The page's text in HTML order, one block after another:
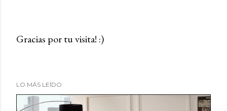
l
Gracias por tu visita! :)
LO MÁS LEÍDO